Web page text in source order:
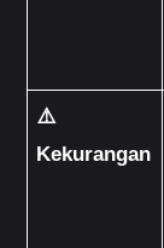
⚠️
Kekurangan